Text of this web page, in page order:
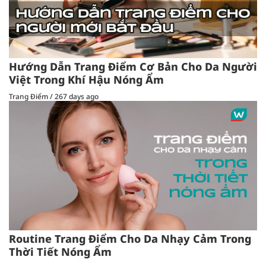
Hướng Dẫn Trang Điểm Cơ Bản Cho Da Người
Việt Trong Khí Hậu Nóng Ẩm
Trang Điểm/267 days ago
Routine Trang Điểm Cho Da Nhạy Cảm Trong
Thời Tiết Nóng Ẩm